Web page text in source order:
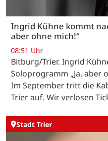
Ingrid Kühne kommt
aber ohne mich!“
08:51 Uhr
Bitburg/Trier. Ingrid
Soloprogramm „Ja, aber
Im September tritt die
Trier auf. Wir verlosen
Stadt Trier